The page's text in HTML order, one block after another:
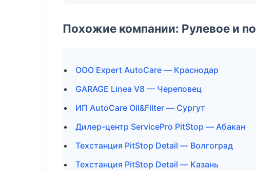
Похожие компании: Рулевое и
ООО Expert AutoCare — Краснодар
GARAGE Linea V8 — Череповец
ИП AutoCare Oil&Filter — Сургут
Дилер-центр ServicePro PitStop — Абакан
Техстанция PitStop Detail — Волгоград
Техстанция PitStop Detail — Казань